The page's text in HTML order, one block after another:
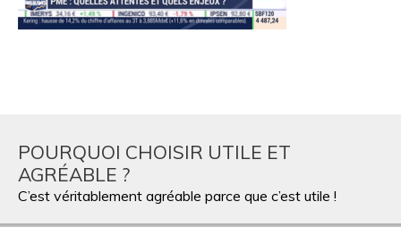
POURQUOI CHOISIR UTILE ET
AGRÉABLE ?
C’est véritablement agréable parce que c’est utile !